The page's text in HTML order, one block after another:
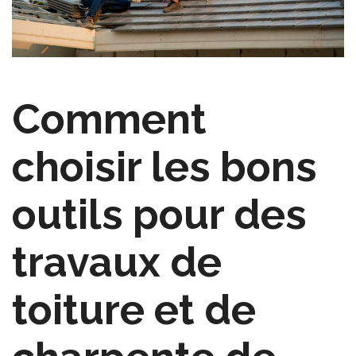
Comment
choisir les bons
outils pour des
travaux de
toiture et de